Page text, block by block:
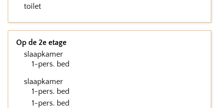
toilet
Op de 2e etage
slaapkamer
1-pers. bed
slaapkamer
1-pers. bed
1-pers. bed